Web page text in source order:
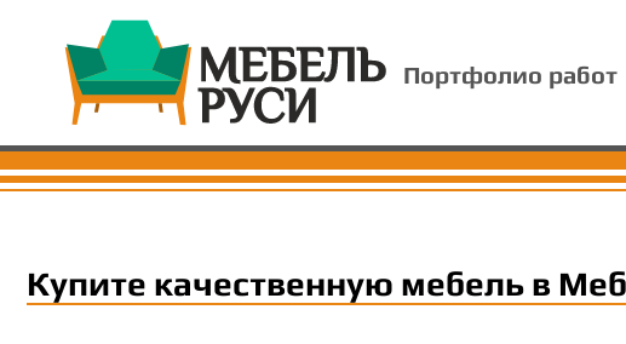
Портфолио работ
Купите качественную мебель в